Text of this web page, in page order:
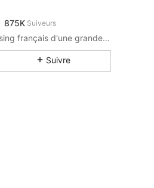
875K
875K
875K
En proposant des éléments du dressing français d'une grande élégance.
Suivre